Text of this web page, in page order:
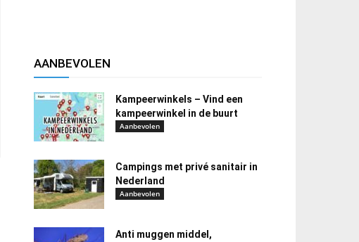
AANBEVOLEN
Kampeerwinkels – Vind een
kampeerwinkel in de buurt
Aanbevolen
Campings met privé sanitair in
Nederland
Aanbevolen
Anti muggen middel,